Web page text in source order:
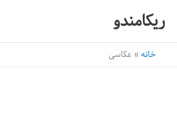
ریکامندو
خانه عکاسی